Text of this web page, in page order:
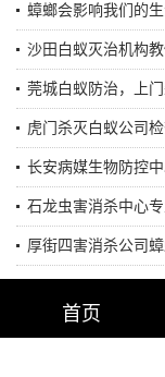
蟑螂会影响我们的生
沙田白蚁灭治机构
莞城白蚁防治，上
虎门杀灭白蚁公司
长安病媒生物防控
石龙虫害消杀中心
厚街四害消杀公司
版权所有
首页